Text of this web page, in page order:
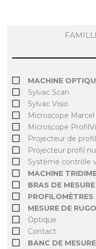
MACHINE
Sylvac Scan
Sylvac Visio
Microscope
Microscope
Projecteur de
Projecteur profil
Système contrôle
MACHINE
BRAS DE MESURE
PROFILOMÈTRES
MESURE DE
Optique
Contact
BANC DE MESURE